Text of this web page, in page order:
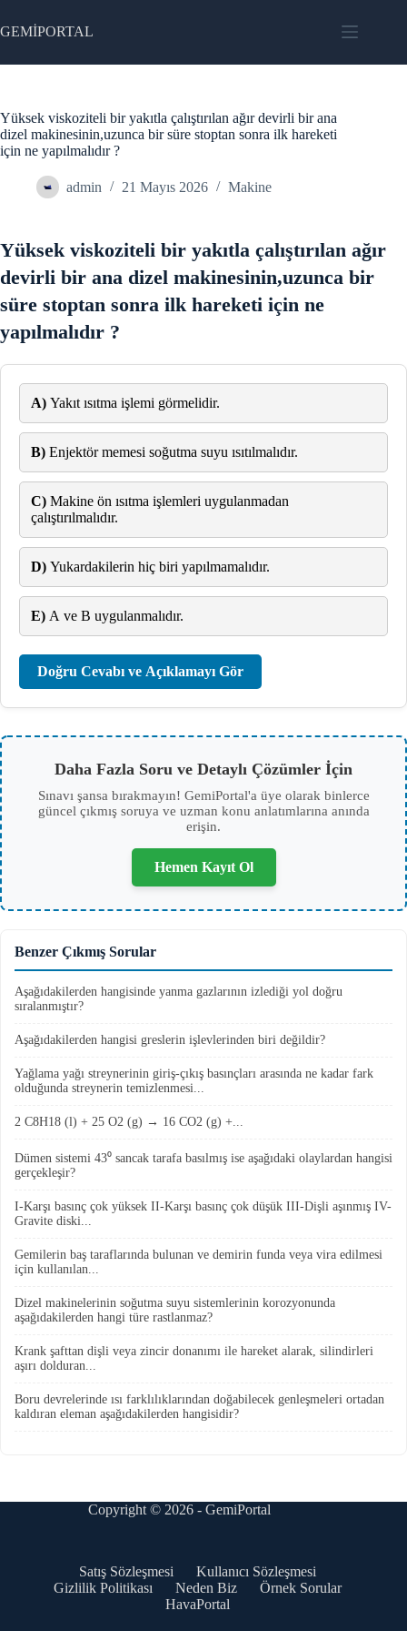
to
content
GEMİPORTAL
Yüksek viskoziteli bir yakıtla çalıştırılan ağır devirli bir ana
dizel makinesinin,uzunca bir süre stoptan sonra ilk hareketi
için ne yapılmalıdır ?
admin 21 Mayıs 2026 Makine
Yüksek viskoziteli bir yakıtla çalıştırılan ağır
devirli bir ana dizel makinesinin,uzunca bir
süre stoptan sonra ilk hareketi için ne
yapılmalıdır ?
A) Yakıt ısıtma işlemi görmelidir.
B) Enjektör memesi soğutma suyu ısıtılmalıdır.
C) Makine ön ısıtma işlemleri uygulanmadan
çalıştırılmalıdır.
D) Yukardakilerin hiç biri yapılmamalıdır.
E) A ve B uygulanmalıdır.
Doğru Cevabı ve Açıklamayı Gör
Daha Fazla Soru ve Detaylı Çözümler İçin
Sınavı şansa bırakmayın! GemiPortal'a üye olarak binlerce
güncel çıkmış soruya ve uzman konu anlatımlarına anında
erişin.
Hemen Kayıt Ol
Benzer Çıkmış Sorular
Aşağıdakilerden hangisinde yanma gazlarının izlediği yol doğru
sıralanmıştır?
Aşağıdakilerden hangisi greslerin işlevlerinden biri değildir?
Yağlama yağı streynerinin giriş-çıkış basınçları arasında ne kadar fark
olduğunda streynerin temizlenmesi...
2 C8H18 (l) + 25 O2 (g) → 16 CO2 (g) +...
Dümen sistemi 43⁰ sancak tarafa basılmış ise aşağıdaki olaylardan hangisi
gerçekleşir?
I-Karşı basınç çok yüksek II-Karşı basınç çok düşük III-Dişli aşınmış IV-
Gravite diski...
Gemilerin baş taraflarında bulunan ve demirin funda veya vira edilmesi
için kullanılan...
Dizel makinelerinin soğutma suyu sistemlerinin korozyonunda
aşağıdakilerden hangi türe rastlanmaz?
Krank şafttan dişli veya zincir donanımı ile hareket alarak, silindirleri
aşırı dolduran...
Boru devrelerinde ısı farklılıklarından doğabilecek genleşmeleri ortadan
kaldıran eleman aşağıdakilerden hangisidir?
Copyright © 2026 - GemiPortal
Satış Sözleşmesi
Kullanıcı Sözleşmesi
Gizlilik Politikası
Neden Biz
Örnek Sorular
HavaPortal